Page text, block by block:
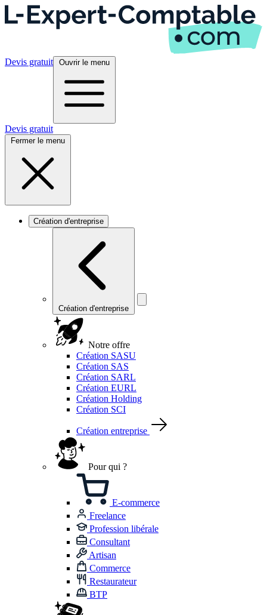
Devis gratuit Ouvrir le menu
Devis gratuit
Fermer le menu
Création d'entreprise
Création d'entreprise
Notre offre
Création SASU
Création SAS
Création SARL
Création EURL
Création Holding
Création SCI
Création entreprise
Pour qui ?
E-commerce
Freelance
Profession libérale
Consultant
Artisan
Commerce
Restaurateur
BTP